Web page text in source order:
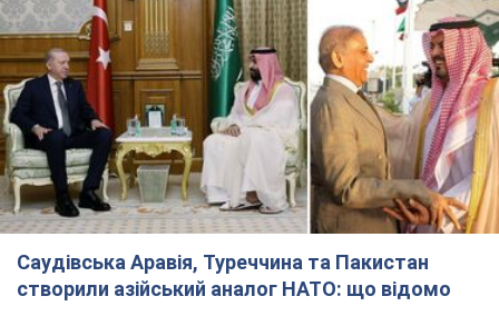
Саудівська Аравія, Туреччина та Пакистан
створили азійський аналог НАТО: що відомо